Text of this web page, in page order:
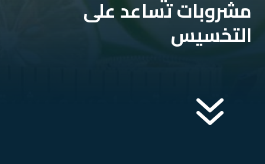
مشروبات تساعد على
التخسيس
7